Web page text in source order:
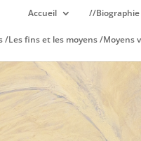
Accueil //
/Les fins et les moyens /Moyens